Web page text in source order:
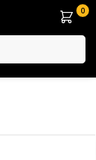
0